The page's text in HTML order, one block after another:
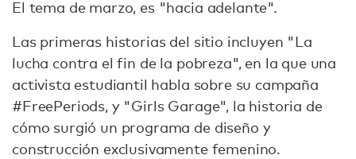
El tema de marzo, es "hacia adelante".
Las primeras historias del sitio incluyen "La
lucha contra el fin de la pobreza", en la que una
activista estudiantil habla sobre su campaña
#FreePeriods, y "Girls Garage", la historia de
cómo surgió un programa de diseño y
construcción exclusivamente femenino.